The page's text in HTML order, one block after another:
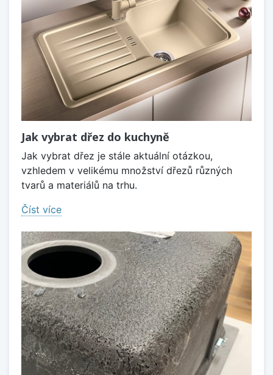
Jak vybrat dřez do kuchyně
Jak vybrat dřez je stále aktuální otázkou,
vzhledem v velikému množství dřezů různých
tvarů a materiálů na trhu.
Číst více